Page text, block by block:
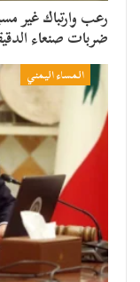
رعب وارتباك غير
ضربات صنعاء
المساء اليمني